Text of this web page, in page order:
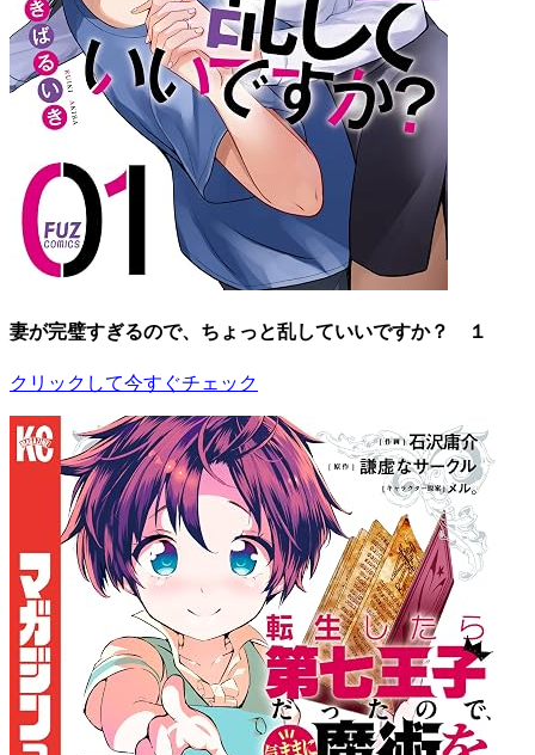
妻が完璧すぎるので、ちょっと乱していいですか？ １
クリックして今すぐチェック